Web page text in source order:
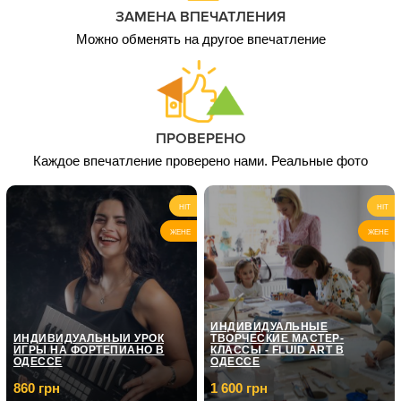
ЗАМЕНА ВПЕЧАТЛЕНИЯ
Можно обменять на другое впечатление
ПРОВЕРЕНО
Каждое впечатление проверено нами. Реальные фото
HIT
ЖЕНЕ
ИНДИВИДУАЛЬНЫЙ УРОК
ИГРЫ НА ФОРТЕПИАНО В
ОДЕССЕ
860 грн
HIT
ЖЕНЕ
ИНДИВИДУАЛЬНЫЕ
ТВОРЧЕСКИЕ МАСТЕР-
КЛАССЫ - FLUID ART В
ОДЕССЕ
1 600 грн